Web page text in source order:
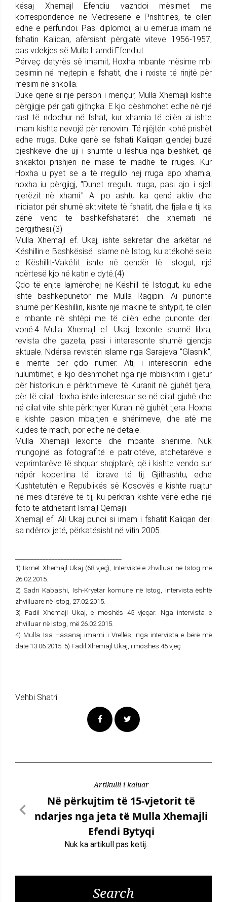
kësaj Xhemajl Efendiu vazhdoi mësimet me
korrespondencë në Medresenë e Prishtinës, të cilën
edhe e përfundoi. Pasi diplomoi, ai u emërua imam në
fshatin Kaliqan, afërsisht përgjatë viteve 1956-1957,
pas vdekjes së Mulla Hamdi Efendiut.
Përveç detyrës së imamit, Hoxha mbante mësime mbi
besimin në mejtepin e fshatit, dhe i nxiste të rinjtë për
mësim në shkolla.
Duke qenë si një person i mençur, Mulla Xhemajli kishte
përgjigje për gati gjithçka. E kjo dëshmohet edhe në një
rast të ndodhur në fshat, kur xhamia të cilën ai ishte
imam kishte nevojë për renovim. Të njëjtën kohë prishët
edhe rruga. Duke qenë se fshati Kaliqan gjendej buzë
bjeshkëve dhe uji i shumtë u lëshua nga bjeshkët, që
shkaktoi prishjen në masë të madhe të rrugës. Kur
Hoxha u pyet se a të rregullo hej rruga apo xhamia,
hoxha iu përgjigj, "Duhet rregullu rruga, pasi ajo i sjell
njerëzit në xhami." Ai po ashtu ka qenë aktiv dhe
iniciator për shumë aktivitete të fshatit, dhe fjala e tij ka
zënë vend te bashkëfshatarët dhe xhemati në
përgjithësi.(3)
Mulla Xhemajl ef. Ukaj, ishte sekretar dhe arkëtar në
Këshillin e Bashkësisë Islame në Istog, ku atëkohë selia
e Këshillit-Vakëfit ishte në qendër të Istogut, një
ndërtesë kjo në katin e dytë.(4)
Çdo të enjte lajmërohej në Këshill të Istogut, ku edhe
ishte bashkëpunëtor me Mulla Ragipin. Ai punonte
shumë për Këshillin, kishte një makinë të shtypit, të cilën
e mbante në shtëpi me të cilën edhe punonte deri
vonë.4 Mulla Xhemajl ef. Ukaj, lexonte shumë libra,
revista dhe gazeta, pasi i interesonte shumë gjendja
aktuale. Ndërsa revistën islame nga Sarajeva "Glasnik",
e merrte për çdo numër. Atij i interesonin edhe
hulumtimet, e kjo dëshmohet nga një mbishkrim i gjetur
për historikun e përkthimeve të Kuranit në gjuhët tjera,
për të cilat Hoxha ishte interesuar se në cilat gjuhë dhe
në cilat vite ishte përkthyer Kurani në gjuhët tjera. Hoxha
e kishte pasion mbajtjen e shënimeve, dhe atë me
kujdes të madh, por edhe në detaje.
Mulla Xhemajli lexonte dhe mbante shënime. Nuk
mungojnë as fotografitë e patriotëve, atdhetarëve e
veprimtarëve të shquar shqiptarë, që i kishte vendo sur
nëpër kopertina të librave të tij. Gjithashtu, edhe
Kushtetutën e Republikës së Kosovës e kishte ruajtur
në mes ditarëve të tij, ku përkrah kishte vënë edhe një
foto të atdhetarit Ismajl Qemajli.
Xhemajl ef. Ali Ukaj punoi si imam i fshatit Kaliqan deri
sa ndërroi jetë, përkatësisht në vitin 2005.
1) Ismet Xhemajl Ukaj (68 vjeç), Intervistë e zhvilluar në Istog më
26.02.2015.
2) Sadri Kabashi, Ish-Kryetar komune në Istog, intervista është
zhvilluare në Istog, 27.02.2015.
3) Fadil Xhemajl Ukaj, e moshës 45 vjeçar. Nga intervista e
zhvilluar në Istog, më 26.02.2015.
4) Mulla Isa Hasanaj imami i Vrellës, nga intervista e bërë më
datë 13.06.2015. 5) Fadil Xhemajl Ukaj, i moshës 45 vjeç.
Vehbi Shatri
Artikulli i kaluar
Në përkujtim të 15-vjetorit të
ndarjes nga jeta të Mulla Xhemajli
Efendi Bytyqi
Nuk ka artikull pas ketij.
Search